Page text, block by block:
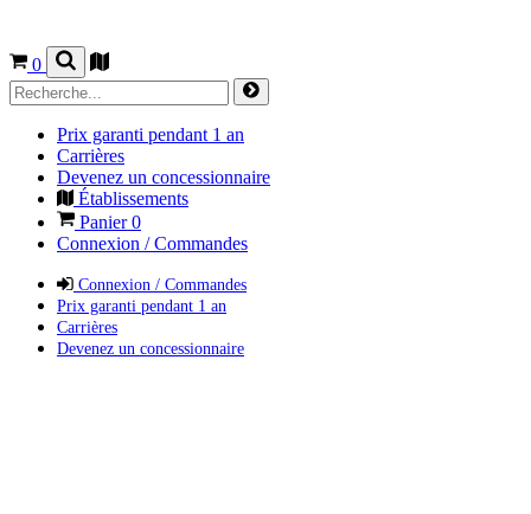
0
Prix garanti pendant 1 an
Carrières
Devenez un concessionnaire
Établissements
Panier0
Connexion / Commandes
Connexion / Commandes
Prix garanti pendant 1 an
Carrières
Devenez un concessionnaire